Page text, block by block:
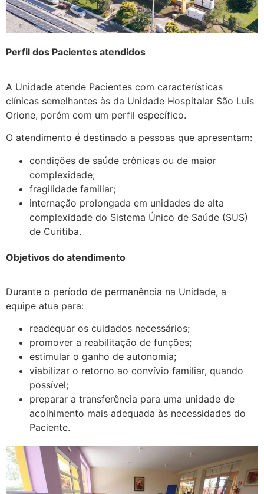
Perfil dos Pacientes atendidos
A Unidade atende Pacientes com características
clínicas semelhantes às da Unidade Hospitalar São Luis
Orione, porém com um perfil específico.
O atendimento é destinado a pessoas que apresentam:
condições de saúde crônicas ou de maior
complexidade;
fragilidade familiar;
internação prolongada em unidades de alta
complexidade do Sistema Único de Saúde (SUS)
de Curitiba.
Objetivos do atendimento
Durante o período de permanência na Unidade, a
equipe atua para:
readequar os cuidados necessários;
promover a reabilitação de funções;
estimular o ganho de autonomia;
viabilizar o retorno ao convívio familiar, quando
possível;
preparar a transferência para uma unidade de
acolhimento mais adequada às necessidades do
Paciente.